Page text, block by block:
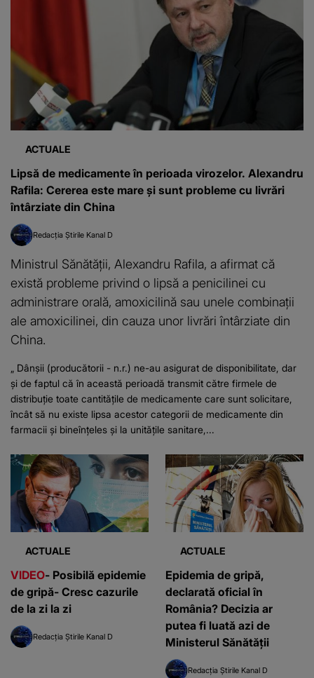
ACTUALE
Lipsă de medicamente în perioada virozelor. Alexandru
Rafila: Cererea este mare şi sunt probleme cu livrări
întârziate din China
Redacția Știrile Kanal D
Ministrul Sănătăţii, Alexandru Rafila, a afirmat că
există probleme privind o lipsă a penicilinei cu
administrare orală, amoxicilină sau unele combinaţii
ale amoxicilinei, din cauza unor livrări întârziate din
China.
„ Dânşii (producătorii - n.r.) ne-au asigurat de disponibilitate, dar
şi de faptul că în această perioadă transmit către firmele de
distribuţie toate cantităţile de medicamente care sunt solicitare,
încât să nu existe lipsa acestor categorii de medicamente din
farmacii şi bineînţeles şi la unităţile sanitare,...
ACTUALE
VIDEO- Posibilă epidemie
de gripă- Cresc cazurile
de la zi la zi
Redacția Știrile Kanal D
ACTUALE
Epidemia de gripă,
declarată oficial în
România? Decizia ar
putea fi luată azi de
Ministerul Sănătății
Redacția Știrile Kanal D